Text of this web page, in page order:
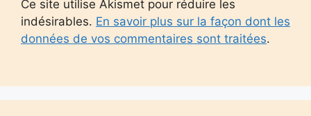
Ce site utilise Akismet pour réduire les
indésirables. En savoir plus sur la façon dont les
données de vos commentaires sont traitées.